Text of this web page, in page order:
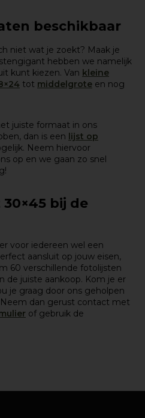
beschikbaar
niet wat je zoekt? Maak je
hebben we namelijk
kunt kiezen. Van kleine
tot middelgrote en nog
juiste formaat in ons
dan is een lijst op
Neem hiervoor
op en we gaan zo snel
bij de
voor iedereen wel een
aansluit op jouw eisen,
60 verschillende fotolijsten
de juiste aankoop. Kom je er
je graag door ons geholpen
dan gerust contact met
of gebruik de